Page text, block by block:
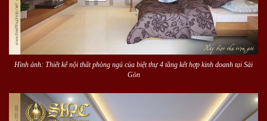
Hình ảnh: Thiết kế nội thất phòng ngủ của biệt thự 4 tầng kết hợp kinh doanh tại Sài
Gòn